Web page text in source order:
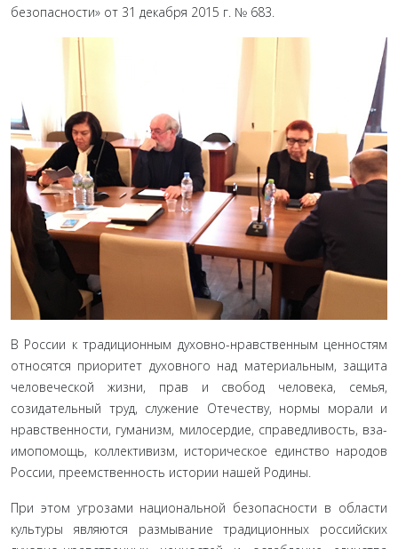
безопасности» от 31 декабря 2015 г. № 683.
В России к традиционным духовно-нравственным цен­ностям
относятся приоритет духовного над материальным, защита
человеческой жизни, прав и свобод человека, семья,
созидательный труд, служение Отечеству, нормы морали и
нравственности, гуманизм, милосердие, справедливость, вза­
имопомощь, коллективизм, историческое единство народов
России, преемственность истории нашей Родины.
При этом угрозами национальной безопасности в обла­сти
культуры являются размывание традиционных россий­ских